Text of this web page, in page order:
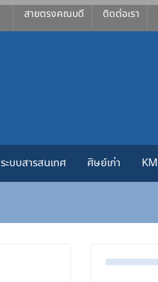
สายตรงคณบดี ติดต่อเรา
ระบบสารสนเทศ ศิษย์เก่า KM